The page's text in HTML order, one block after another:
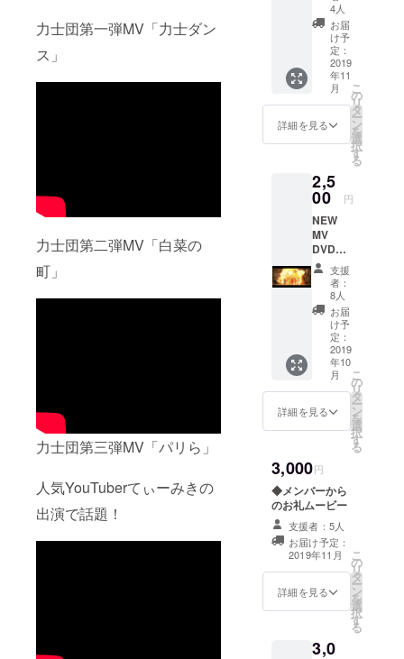
力士団第一弾MV「力士ダン
ス」
力士団第二弾MV「白菜の
町」
力士団第三弾MV「パリら」
人気YouTuberてぃーみきの
出演で話題！
ただき
ます！
眠れな
い夜
に、単
なる暇
潰しに
智雄美
テレ
願い致
しま
す！
UCHI限
定ポス
ター＆
MV概要
欄にパ
トロン
様のお
名前を
記載！
ニック
ネーム
載など
も可能
ですの
でお気
軽にご
相談く
ださ
い！ 大
変恐れ
入りま
すが、
送料は
ご自身
でご負
担いた
だきま
すよう
す。
4人
お届
け予
定：
2019
年11
月
詳細を見る
こ
の
リ
タ
ー
ン
を
選
択
す
る
2,5
00 円
NEW
MV
DVDプ
レゼン
ト＆直
筆メッ
セージ
カード
できた
てほや
ほやの
MVが収
録され
たDVD
とお好
きなメ
からの
メッ
セージ
カード
が付い
てくる
リター
ンにな
す！ 大
変恐れ
送料は
支援
者：
8人
お届
け予
定：
2019
年10
月
詳細を見る
こ
の
リ
タ
ー
ン
を
選
択
す
る
3,000円
◆メンバーから
のお礼ムービー
支援者：5人
お届け予定：
2019年11月
詳細を見る
こ
の
リ
タ
ー
ン
を
選
択
す
る
3,0